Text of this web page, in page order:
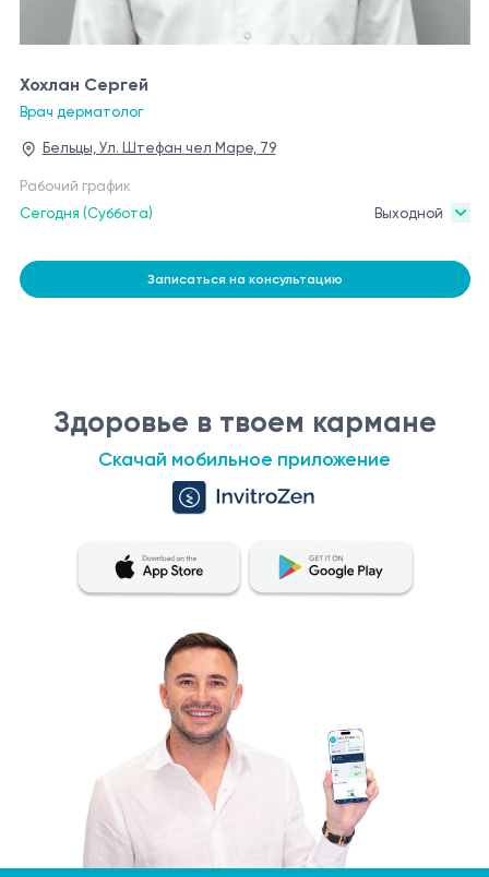
Хохлан Сергей
Врач дерматолог
Бельцы, Ул. Штефан чел Маре, 79
Рабочий график
Сегодня (Суббота)
Выходной
Записаться на консультацию
Здоровье в твоем кармане
Скачай мобильное приложение